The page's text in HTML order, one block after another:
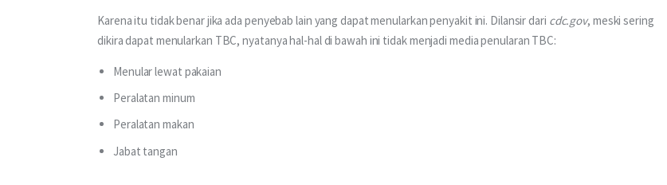
Karena itu tidak benar jika ada penyebab lain yang dapat menularkan penyakit ini. Dilansir dari cdc.gov, meski sering
dikira dapat menularkan TBC, nyatanya hal-hal di bawah ini tidak menjadi media penularan TBC:
Menular lewat pakaian
Peralatan minum
Peralatan makan
Jabat tangan